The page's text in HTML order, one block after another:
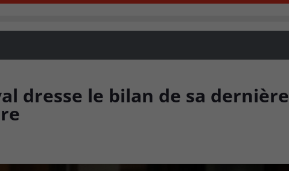
dresse le bilan de sa dernière